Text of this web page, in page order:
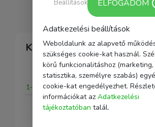
Kapcsolódó
1-2 nap
Adatkezelési beállítások
Weboldalunk az alapvető
szükséges cookie-kat használ.
körű funkcionalitáshoz (marketing,
statisztika, személyre szabás)
cookie-kat engedélyezhet.
információkat az Adatkezelési
tájékoztatóban talál.
Beállítások ELFOGADOM